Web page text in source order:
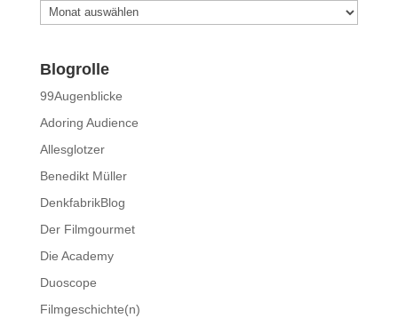
Archiv
Blogrolle
99Augenblicke
Adoring Audience
Allesglotzer
Benedikt Müller
DenkfabrikBlog
Der Filmgourmet
Die Academy
Duoscope
Filmgeschichte(n)